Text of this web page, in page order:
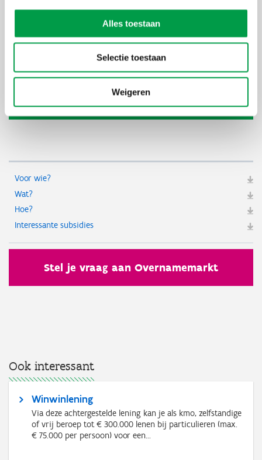
Alles toestaan
Selectie toestaan
Weigeren
excl. btw voor niet-leden
Overnamemarkt,
Meer info over Bedrijfsoverdracht voorkopers
Voor wie?
Wat?
Hoe?
Interessante subsidies
Stel je vraag aan Overnamemarkt
Ook interessant
Winwinlening
Via deze achtergestelde lening kan je als kmo, zelfstandige
of vrij beroep tot € 300.000 lenen bij particulieren (max.
€ 75.000 per persoon) voor een...